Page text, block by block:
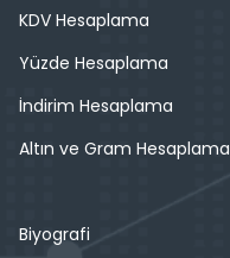
KDV Hesaplama
Yüzde Hesaplama
İndirim Hesaplama
Altın ve Gram Hesaplama
Biyografi